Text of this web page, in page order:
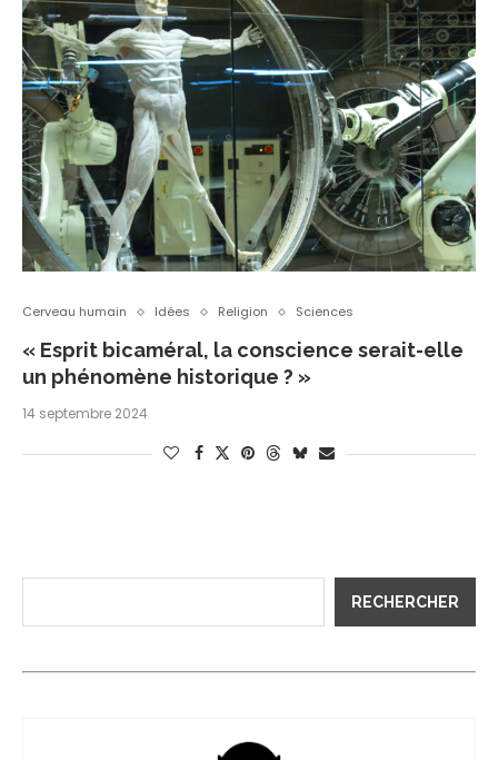
Cerveau humain Idées Religion Sciences
« Esprit bicaméral, la conscience serait-elle
un phénomène historique ? »
14 septembre 2024
RECHERCHER